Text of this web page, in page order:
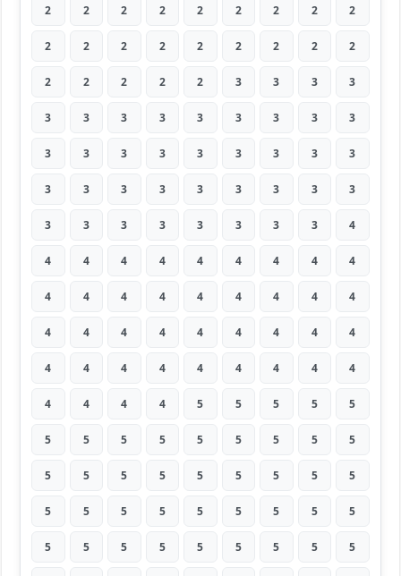
2 2 2 2 2 2 2 2 2
2 2 2 2 2 2 2 2 2
2 2 2 2 2 3 3 3 3
3 3 3 3 3 3 3 3 3
3 3 3 3 3 3 3 3 3
3 3 3 3 3 3 3 3 3
3 3 3 3 3 3 3 3 4
4 4 4 4 4 4 4 4 4
4 4 4 4 4 4 4 4 4
4 4 4 4 4 4 4 4 4
4 4 4 4 4 4 4 4 4
4 4 4 4 5 5 5 5 5
5 5 5 5 5 5 5 5 5
5 5 5 5 5 5 5 5 5
5 5 5 5 5 5 5 5 5
5 5 5 5 5 5 5 5 5